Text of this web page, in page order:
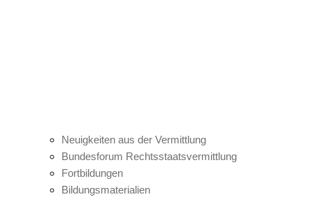
Neuigkeiten aus der Vermittlung
Bundesforum Rechtsstaatsvermittlung
Fortbildungen
Bildungsmaterialien